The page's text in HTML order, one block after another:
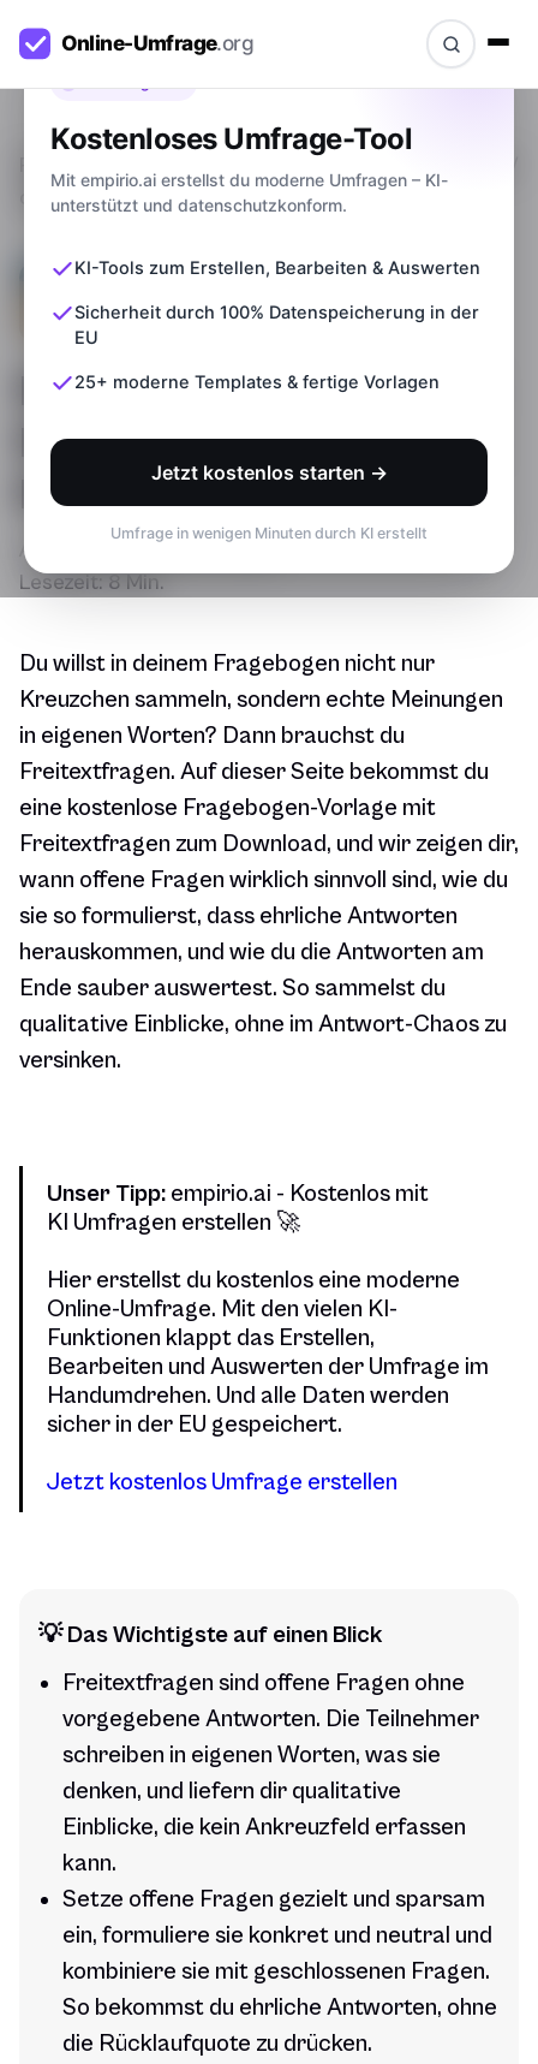
Kostenloses Umfrage-Tool
Mit empirio.ai erstellst du moderne Umfragen – KI-
unterstützt und datenschutzkonform.
KI-Tools zum Erstellen, Bearbeiten & Auswerten
Sicherheit durch 100% Datenspeicherung in der
EU
25+ moderne Templates & fertige Vorlagen
Jetzt kostenlos starten →
Umfrage in wenigen Minuten durch KI erstellt
offenen Fragen
Fragebogen Vorlage mit
Freitextfragen / offenen
Fragen
Aktualisiert am
28.07.2026
Lesezeit:8 Min.
Du willst in deinem Fragebogen nicht nur
Kreuzchen sammeln, sondern echte Meinungen
in eigenen Worten? Dann brauchst du
Freitextfragen. Auf dieser Seite bekommst du
eine kostenlose Fragebogen-Vorlage mit
Freitextfragen zum Download, und wir zeigen dir,
wann offene Fragen wirklich sinnvoll sind, wie du
sie so formulierst, dass ehrliche Antworten
herauskommen, und wie du die Antworten am
Ende sauber auswertest. So sammelst du
qualitative Einblicke, ohne im Antwort-Chaos zu
versinken.
Unser Tipp: empirio.ai - Kostenlos mit
KI Umfragen erstellen 🚀
Hier erstellst du kostenlos eine moderne
Online-Umfrage. Mit den vielen KI-
Funktionen klappt das Erstellen,
Bearbeiten und Auswerten der Umfrage im
Handumdrehen. Und alle Daten werden
sicher in der EU gespeichert.
Jetzt kostenlos Umfrage erstellen
💡 Das Wichtigste auf einen Blick
Freitextfragen sind offene Fragen ohne
vorgegebene Antworten. Die Teilnehmer
schreiben in eigenen Worten, was sie
denken, und liefern dir qualitative
Einblicke, die kein Ankreuzfeld erfassen
kann.
Setze offene Fragen gezielt und sparsam
ein, formuliere sie konkret und neutral und
kombiniere sie mit geschlossenen Fragen.
So bekommst du ehrliche Antworten, ohne
die Rücklaufquote zu drücken.